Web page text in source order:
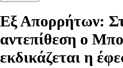
Εξ Απορρήτων:
αντεπίθεση ο
εκδικάζεται η